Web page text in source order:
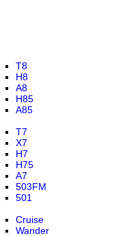
T8
H8
A8
H85
A85
T7
X7
H7
H75
A7
503FM
501
Cruise
Wander